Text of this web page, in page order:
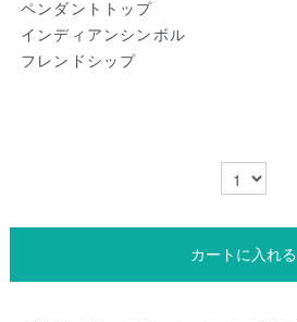
ペンダントトップ
インディアンシンボル
フレンドシップ
カートに入れる